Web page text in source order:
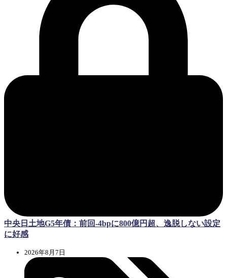
中央日土地G5年債：前回-4bpに800億円超、逸脱しない設定
に好感
2026年8月7日